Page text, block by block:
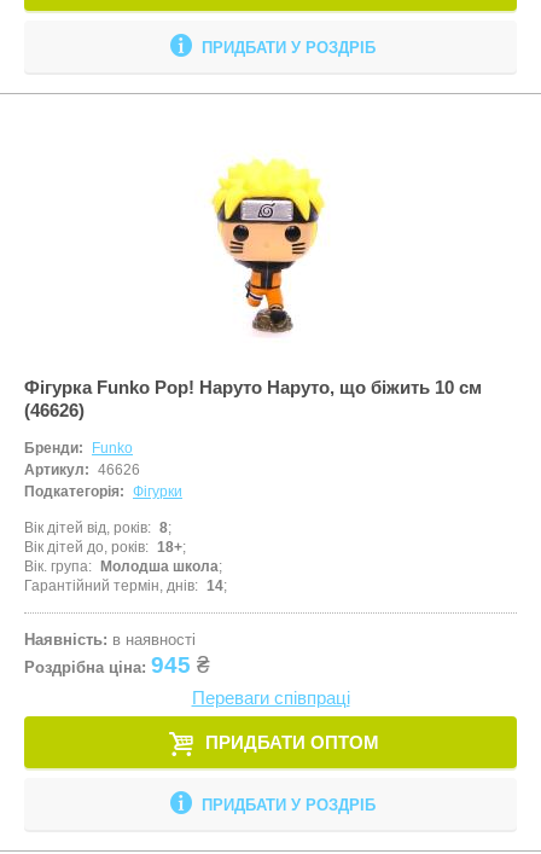
ПРИДБАТИ У РОЗДРІБ
Фігурка Funko Pop! Наруто Наруто, що біжить 10 см
(46626)
Бренди:
Funko
Артикул: 46626
Подкатегорія: Фігурки
Вік дітей від, років
8
Вік дітей до, років
18+
Вік. група
Молодша школа
Гарантійний термін, днів
14
Наявність: в наявності
Роздрібна ціна: 945 ₴
Переваги співпраці
ПРИДБАТИ ОПТОМ
ПРИДБАТИ У РОЗДРІБ